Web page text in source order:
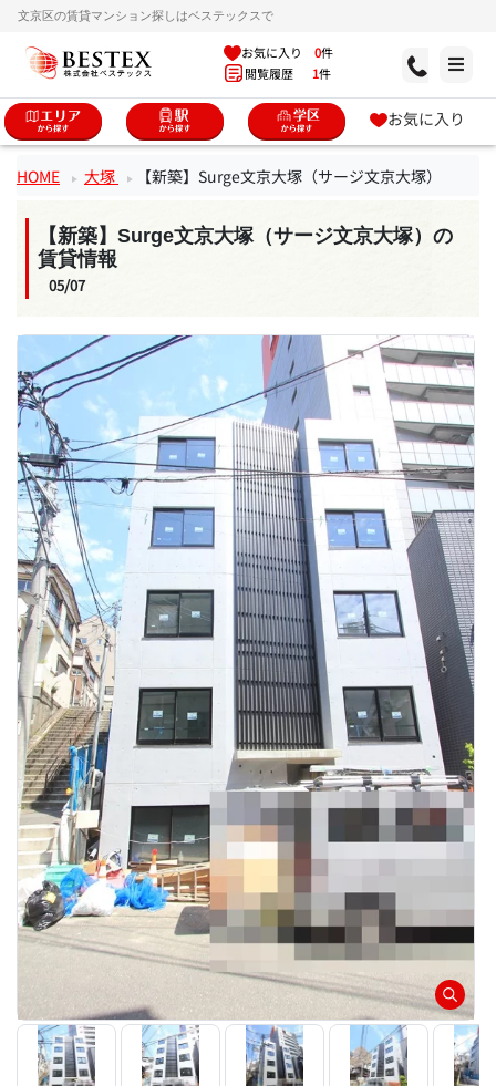
文京区の賃貸マンション探しはベステックスで
お気に入り 0件
閲覧履歴 1件
お気に入り
HOME 大塚 【新築】Surge文京大塚（サージ文京大塚）
【新築】Surge文京大塚（サージ文京大塚）の
賃貸情報
05/07